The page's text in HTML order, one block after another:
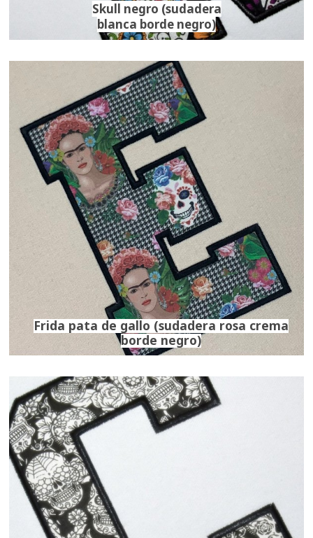
Skull negro (sudadera
blanca borde negro)
Frida pata de gallo (sudadera rosa crema
borde negro)